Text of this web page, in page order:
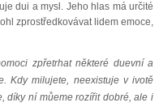
dui a mysl. Jeho hlas má určité
zprostředkovávat lidem emoce,
zpřetrhat některé duevní a
Kdy milujete, neexistuje v ivotě
ní můeme rozířit dobré, ale i